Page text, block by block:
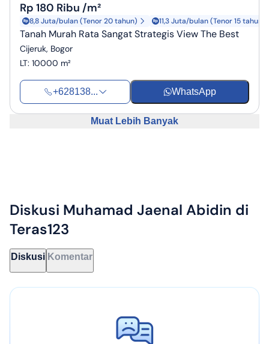
Rp 180 Ribu /m²
8,8 Juta/bulan (Tenor 20 tahun) 11,3 Juta/bulan (Tenor 15 tahun)
Tanah Murah Rata Sangat Strategis View The Best
Cijeruk, Bogor
LT: 10000 m²
+628138... WhatsApp
Muat Lebih Banyak
Diskusi Muhamad Jaenal Abidin di
Teras123
Diskusi Komentar